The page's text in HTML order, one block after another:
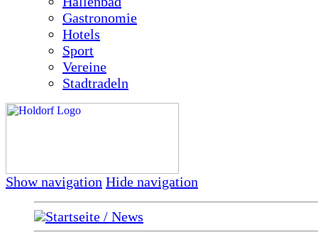
Gastronomie
Hotels
Sport
Vereine
Stadtradeln
Show navigation Hide navigation
Startseite / News